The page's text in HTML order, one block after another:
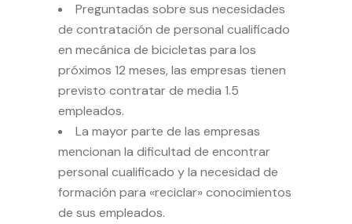
Preguntadas sobre sus necesidades
de contratación de personal cualificado
en mecánica de bicicletas para los
próximos 12 meses, las empresas tienen
previsto contratar de media 1.5
empleados.
La mayor parte de las empresas
mencionan la dificultad de encontrar
personal cualificado y la necesidad de
formación para «reciclar» conocimientos
de sus empleados.